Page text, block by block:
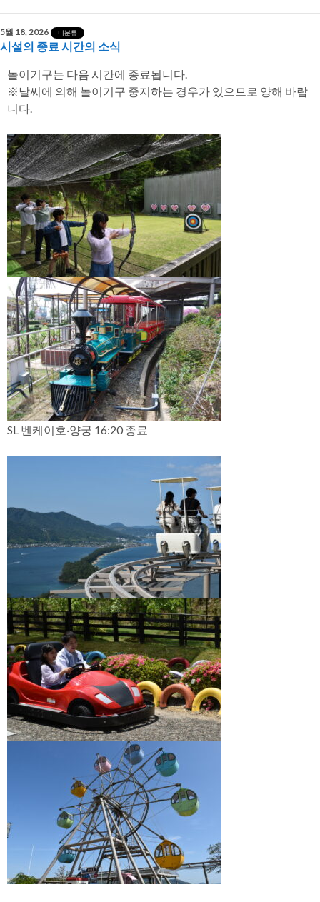
5월 18, 2026 미분류
시설의 종료 시간의 소식
놀이기구는 다음 시간에 종료됩니다.
※날씨에 의해 놀이기구 중지하는 경우가 있으므로 양해 바랍
니다.
SL 벤케이호·양궁 16:20 종료